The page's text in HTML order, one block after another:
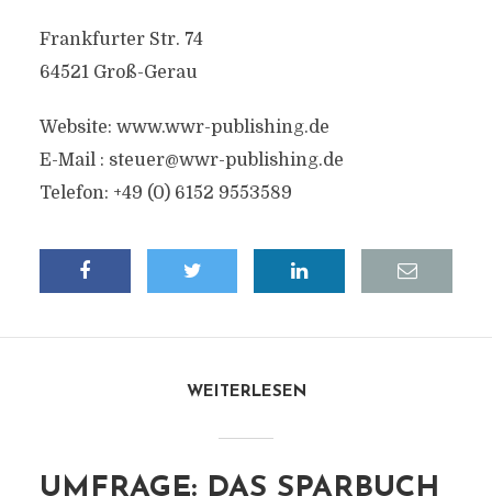
Frankfurter Str. 74
64521 Groß-Gerau
Website: www.wwr-publishing.de
E-Mail : steuer@wwr-publishing.de
Telefon: +49 (0) 6152 9553589
WEITERLESEN
UMFRAGE: DAS SPARBUCH